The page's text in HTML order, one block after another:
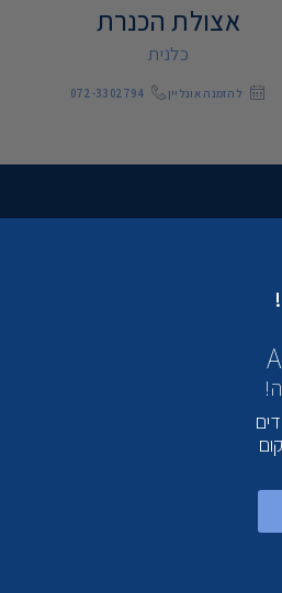
אצולת הכנרת
כלנית
להזמנה אונליין 072-3302794